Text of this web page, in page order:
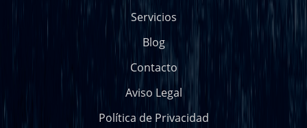
Servicios
Blog
Contacto
Aviso Legal
Política de Privacidad